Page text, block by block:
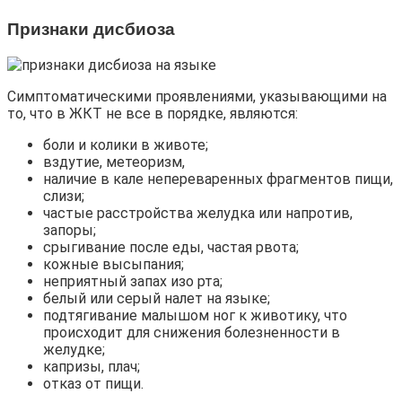
Признаки дисбиоза
Симптоматическими проявлениями, указывающими на
то, что в ЖКТ не все в порядке, являются:
боли и колики в животе;
вздутие, метеоризм,
наличие в кале непереваренных фрагментов пищи,
слизи;
частые расстройства желудка или напротив,
запоры;
срыгивание после еды, частая рвота;
кожные высыпания;
неприятный запах изо рта;
белый или серый налет на языке;
подтягивание малышом ног к животику, что
происходит для снижения болезненности в
желудке;
капризы, плач;
отказ от пищи.